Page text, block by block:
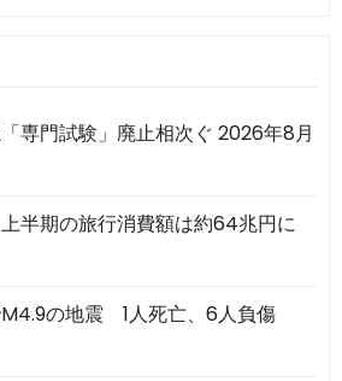
専門試験」廃止相次ぐ 2026年8月
半期の旅行消費額は約64兆円に
の地震 1人死亡、6人負傷